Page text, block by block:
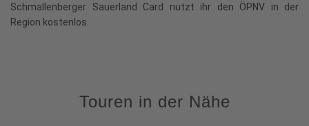
Schmallenberger Sauerland Card nutzt ihr den ÖPNV in der
Region kostenlos.
Touren in der Nähe